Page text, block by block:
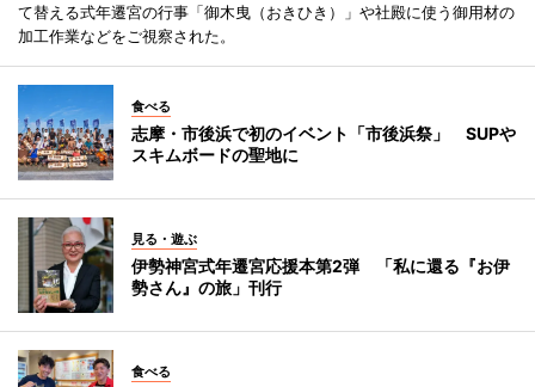
て替える式年遷宮の行事「御木曳（おきひき）」や社殿に使う御用材の
加工作業などをご視察された。
食べる
志摩・市後浜で初のイベント「市後浜祭」 SUPや
スキムボードの聖地に
見る・遊ぶ
伊勢神宮式年遷宮応援本第2弾 「私に還る『お伊
勢さん』の旅」刊行
食べる